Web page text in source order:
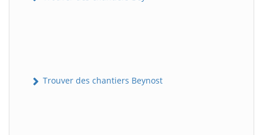
Trouver des chantiers Beynost